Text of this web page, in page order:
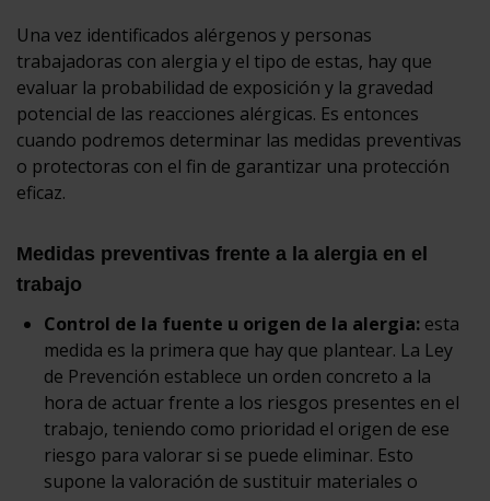
Una vez identificados alérgenos y personas
trabajadoras con alergia y el tipo de estas, hay que
evaluar la probabilidad de exposición y la gravedad
potencial de las reacciones alérgicas. Es entonces
cuando podremos determinar las medidas preventivas
o protectoras con el fin de garantizar una protección
eficaz.
Medidas preventivas frente a la alergia en el
trabajo
Control de la fuente u origen de la alergia: esta
medida es la primera que hay que plantear. La Ley
de Prevención establece un orden concreto a la
hora de actuar frente a los riesgos presentes en el
trabajo, teniendo como prioridad el origen de ese
riesgo para valorar si se puede eliminar. Esto
supone la valoración de sustituir materiales o